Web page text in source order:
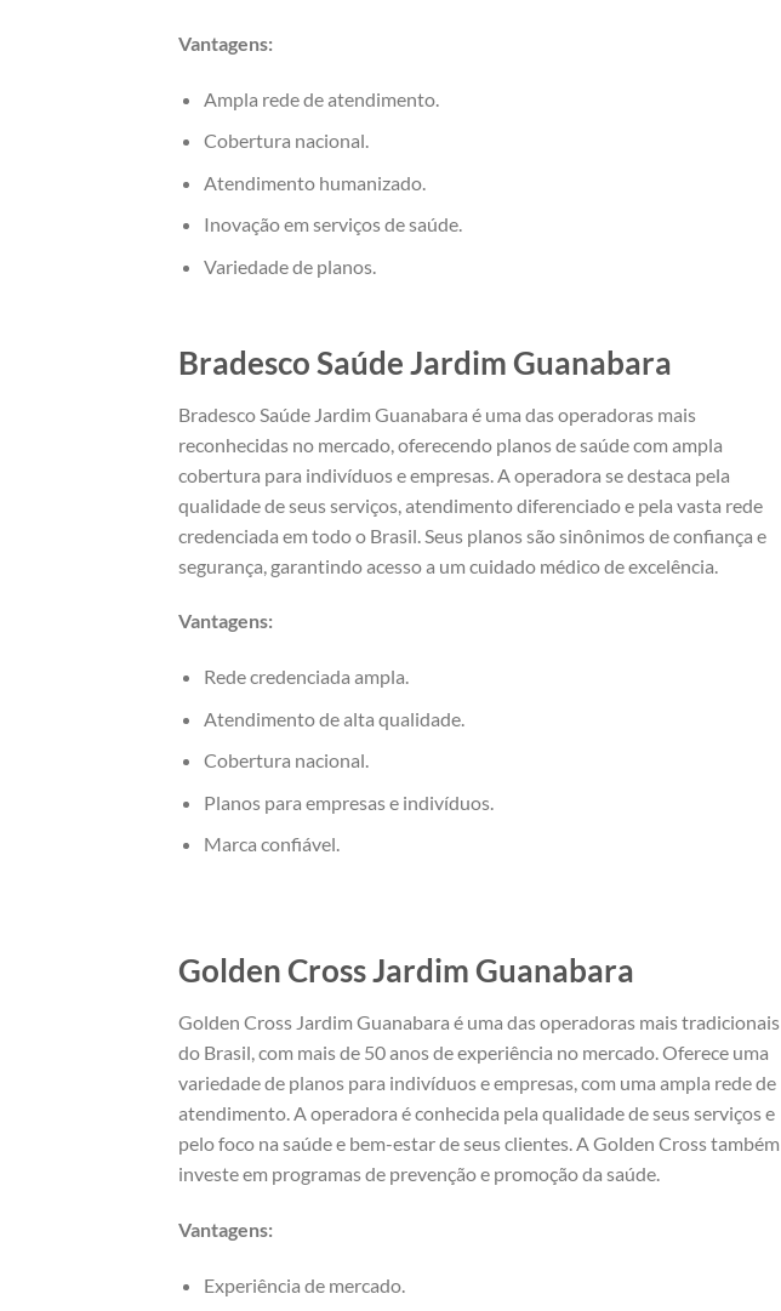
Vantagens:
Ampla rede de atendimento.
Cobertura nacional.
Atendimento humanizado.
Inovação em serviços de saúde.
Variedade de planos.
Bradesco Saúde Jardim Guanabara
Bradesco Saúde Jardim Guanabara é uma das operadoras mais
reconhecidas no mercado, oferecendo planos de saúde com ampla
cobertura para indivíduos e empresas. A operadora se destaca pela
qualidade de seus serviços, atendimento diferenciado e pela vasta rede
credenciada em todo o Brasil. Seus planos são sinônimos de confiança e
segurança, garantindo acesso a um cuidado médico de excelência.
Vantagens:
Rede credenciada ampla.
Atendimento de alta qualidade.
Cobertura nacional.
Planos para empresas e indivíduos.
Marca confiável.
Golden Cross Jardim Guanabara
Golden Cross Jardim Guanabara é uma das operadoras mais tradicionais
do Brasil, com mais de 50 anos de experiência no mercado. Oferece uma
variedade de planos para indivíduos e empresas, com uma ampla rede de
atendimento. A operadora é conhecida pela qualidade de seus serviços e
pelo foco na saúde e bem-estar de seus clientes. A Golden Cross também
investe em programas de prevenção e promoção da saúde.
Vantagens:
Experiência de mercado.